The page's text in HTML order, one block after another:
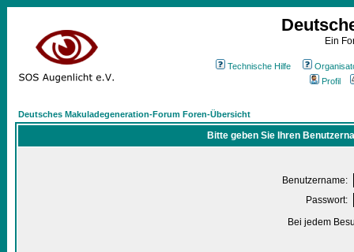
Ein
Technische Hilfe
Profil
Deutsches Makuladegeneration-Forum Foren-Übersicht
Bitte geben Sie Ihren
Benutzername:
Passwort:
Bei jedem